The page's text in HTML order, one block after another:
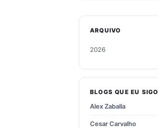
ARQUIVO
2026
2024
2023
BLOGS QUE EU SIGO
Alex Zaballa
Cesar Carvalho